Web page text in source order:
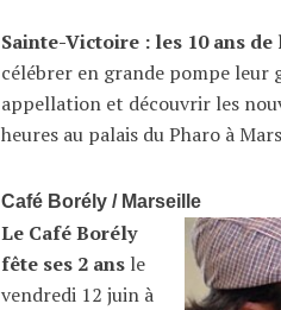
Sainte-Victoire : les 10 ans de
célébrer en grande pompe leur
appellation et découvrir les
heures au palais du Pharo à
Café Borély / Marseille
Le Café Borély
fête ses 2 ans le
vendredi 12 juin à